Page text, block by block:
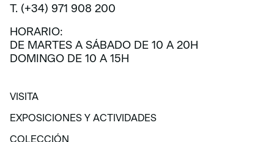
T. (+34) 971 908 200
HORARIO:
DE MARTES A SÁBADO DE 10 A 20H
DOMINGO DE 10 A 15H
VISITA
VISITA
EXPOSICIONES Y ACTIVIDADES
EXPOSICIONES Y ACTIVIDADES
COLECCIÓN